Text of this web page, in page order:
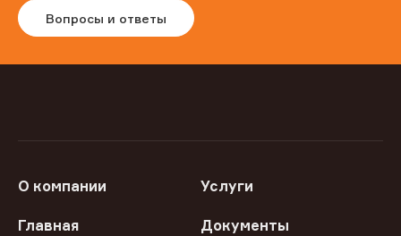
Вопросы и ответы
О компании Услуги
Главная Документы